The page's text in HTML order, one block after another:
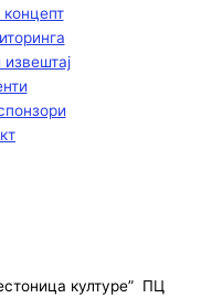
културе” ПЦ